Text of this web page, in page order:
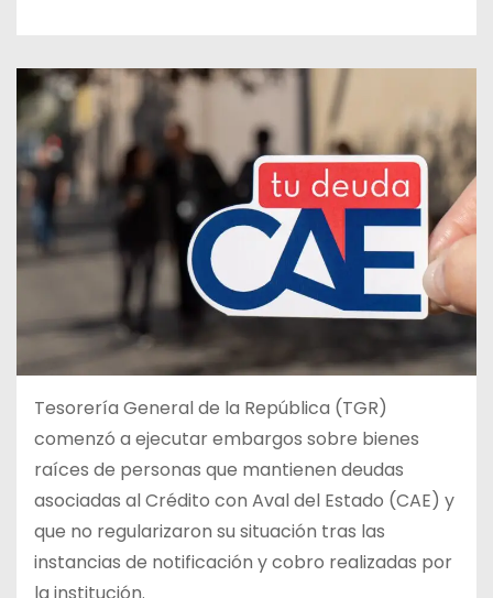
Tesorería General de la República (TGR)
comenzó a ejecutar embargos sobre bienes
raíces de personas que mantienen deudas
asociadas al Crédito con Aval del Estado (CAE) y
que no regularizaron su situación tras las
instancias de notificación y cobro realizadas por
la institución.